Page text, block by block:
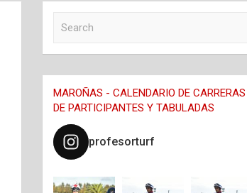
c
h
MAROÑAS - CALENDARIO DE
DE PARTICIPANTES Y TABULADAS
profesorturf